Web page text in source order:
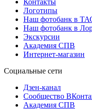
Контакты
Логотипы
Наш фотобанк в
Наш фотобанк в
Экскурсии
Академия СПВ
Интернет-магазин
Социальные сети
Дзен-канал
Сообщество
Академия СПВ